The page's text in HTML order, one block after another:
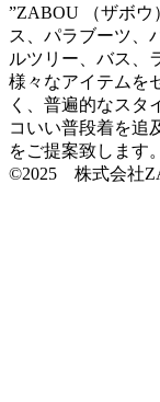
”ZABOU （ザボウ
ス、パラブーツ、
ルツリー、バス、
様々なアイテムを
く、普遍的なスタ
コいい普段着を追
をご提案致します。
©2025 株式会社